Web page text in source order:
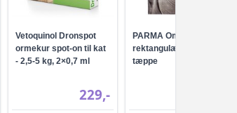
Vetoquinol Dronspot
ormekur spot-on til kat
- 2,5-5 kg, 2×0,7 ml
229,-
PARMA Ombre brun
rektangulært kortluvet
tæppe